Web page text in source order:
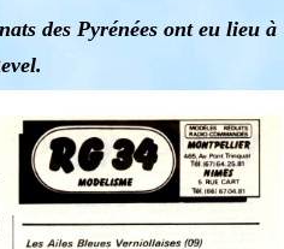
des Pyrénées ont eu lieu à